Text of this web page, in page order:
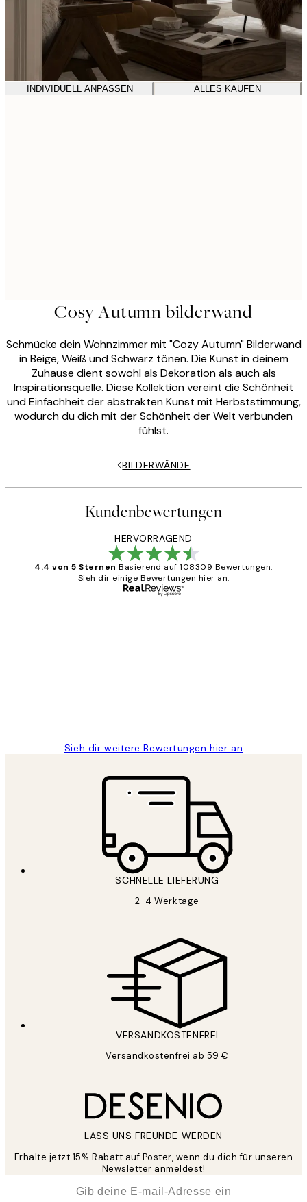
INDIVIDUELL ANPASSEN ALLES KAUFEN
Cosy Autumn bilderwand
Schmücke dein Wohnzimmer mit "Cozy Autumn" Bilderwand
in Beige, Weiß und Schwarz tönen. Die Kunst in deinem
Zuhause dient sowohl als Dekoration als auch als
Inspirationsquelle. Diese Kollektion vereint die Schönheit
und Einfachheit der abstrakten Kunst mit Herbststimmung,
wodurch du dich mit der Schönheit der Welt verbunden
fühlst.
BILDERWÄNDE
Kundenbewertungen
HERVORRAGEND
4.4 von 5 Sternen Basierend auf 108309 Bewertungen.
Sieh dir einige Bewertungen hier an.
Sieh dir weitere Bewertungen hier an
SCHNELLE LIEFERUNG
2-4 Werktage
VERSANDKOSTENFREI
Versandkostenfrei ab 59 €
LASS UNS FREUNDE WERDEN
Erhalte jetzt 15% Rabatt auf Poster, wenn du dich für unseren
Newsletter anmeldest!